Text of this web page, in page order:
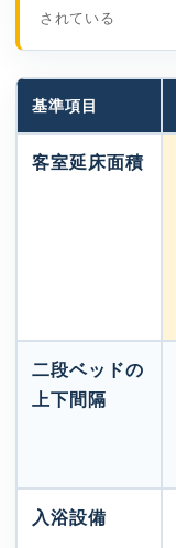
されている
基準項目
客室延床面積
二段ベッドの
上下間隔
入浴設備